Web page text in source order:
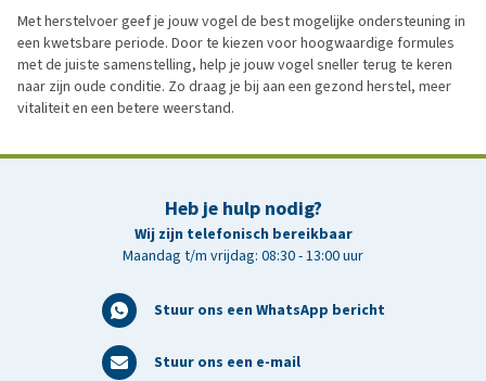
Met herstelvoer geef je jouw vogel de best mogelijke ondersteuning in
een kwetsbare periode. Door te kiezen voor hoogwaardige formules
met de juiste samenstelling, help je jouw vogel sneller terug te keren
naar zijn oude conditie. Zo draag je bij aan een gezond herstel, meer
vitaliteit en een betere weerstand.
Heb je hulp nodig?
Wij zijn telefonisch bereikbaar
Maandag t/m vrijdag: 08:30 - 13:00 uur
Stuur ons een WhatsApp bericht
Stuur ons een e-mail